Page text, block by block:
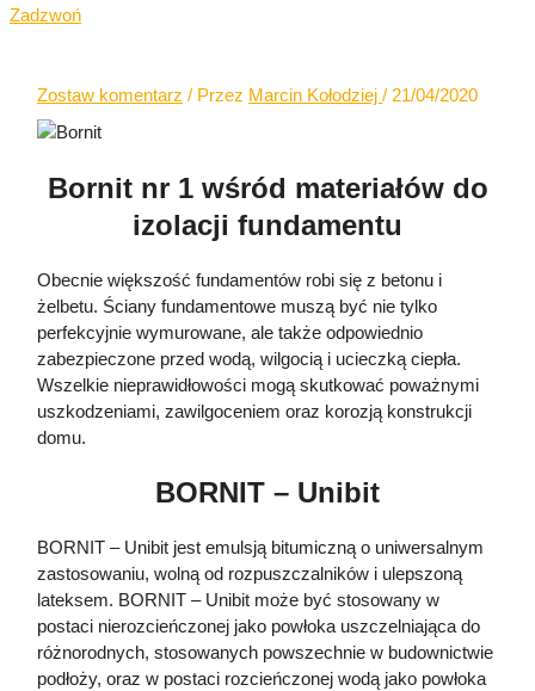
Zadzwoń
Zostaw komentarz / Przez Marcin Kołodziej/ 21/04/2020
Bornit nr 1 wśród materiałów do
izolacji fundamentu
Obecnie większość fundamentów robi się z betonu i
żelbetu. Ściany fundamentowe muszą być nie tylko
perfekcyjnie wymurowane, ale także odpowiednio
zabezpieczone przed wodą, wilgocią i ucieczką ciepła.
Wszelkie nieprawidłowości mogą skutkować poważnymi
uszkodzeniami, zawilgoceniem oraz korozją konstrukcji
domu.
BORNIT – Unibit
BORNIT – Unibit jest emulsją bitumiczną o uniwersalnym
zastosowaniu, wolną od rozpuszczalników i ulepszoną
lateksem. BORNIT – Unibit może być stosowany w
postaci nierozcieńczonej jako powłoka uszczelniająca do
różnorodnych, stosowanych powszechnie w budownictwie
podłoży, oraz w postaci rozcieńczonej wodą jako powłoka